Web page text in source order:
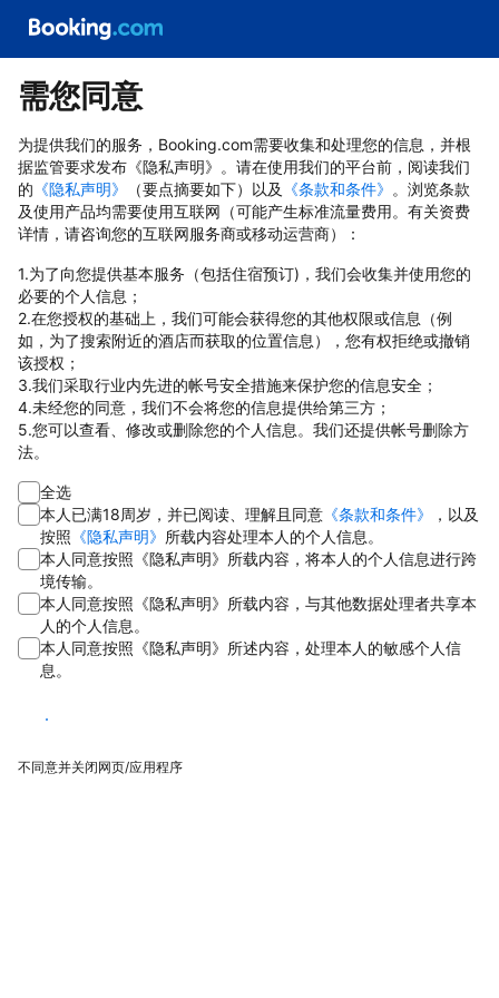
需您同意
为提供我们的服务，Booking.com需要收集和处理您的信息，并根
据监管要求发布《隐私声明》。请在使用我们的平台前，阅读我们
的 《隐私声明》 （要点摘要如下）以及 《条款和条件》 。浏览条款
及使用产品均需要使用互联网（可能产生标准流量费用。有关资费
详情，请咨询您的互联网服务商或移动运营商）：
1.为了向您提供基本服务（包括住宿预订)，我们会收集并使用您的
必要的个人信息；
2.在您授权的基础上，我们可能会获得您的其他权限或信息（例
如，为了搜索附近的酒店而获取的位置信息），您有权拒绝或撤销
该授权；
3.我们采取行业内先进的帐号安全措施来保护您的信息安全；
4.未经您的同意，我们不会将您的信息提供给第三方；
5.您可以查看、修改或删除您的个人信息。我们还提供帐号删除方
法。
全选
本人已满18周岁，并已阅读、理解且同意 《条款和条件》
，以及
按照 《隐私声明》 所载内容处理本人的个人信息。
本人同意按照《隐私声明》所载内容，将本人的个人信息进行跨
境传输。
本人同意按照《隐私声明》所载内容，与其他数据处理者共享本
人的个人信息。
本人同意按照《隐私声明》所述内容，处理本人的敏感个人信
息。
同意
不同意并关闭网页/应用程序